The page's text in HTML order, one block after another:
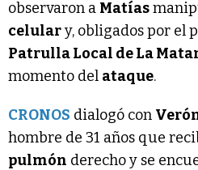
observaron a Matías
celulary, obligados por el
Patrulla Local de La
momento del ataque.
CRONOS dialogó con
hombre de 31 años que
pulmón derecho y se